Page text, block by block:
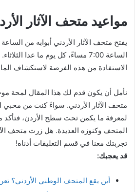
مواعيد متحف الآثار
الساعة 7:00 مساءً، كل يوم ما عدا
الاستفادة من هذه الفرصة لاستكشاف
نأمل أن يكون قدم لك هذا المقال لمحة
متحف الآثار الأردني. سواءً كنت من محبي
لمعرفة ما يكمن تحت سطح الأردن،
المتحف وكنوزه العديدة. هل زرت متحف
تجربتك معنا في قسم التعليقات أدناه!
قد يعجبك:
أين يقع المتحف الوطني الأردني؟